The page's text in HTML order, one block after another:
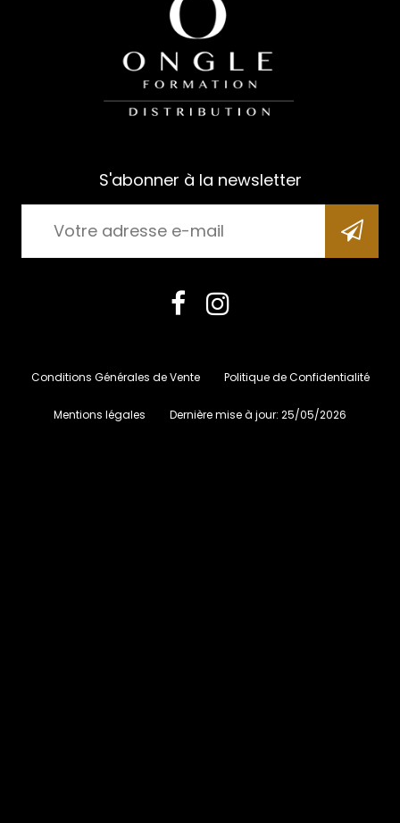
S'abonner à la newsletter
Conditions Générales de Vente Politique de Confidentialité
Mentions légales Dernière mise à jour: 25/05/2026